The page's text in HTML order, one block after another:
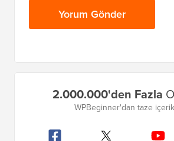
2.000.000'den Fazla
WPBeginner'dan taze